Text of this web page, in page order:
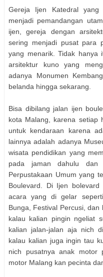
Gereja Ijen Katedral
menjadi pemandangan
ijen, gereja dengan
sering menjadi pusat para
yang menarik. Tidak hanya
arsitektur kuno yang
adanya Monumen
belanda hingga sekarang.
Bisa dibilang jalan ijen
kota Malang, karena setiap
untuk kendaraan karena
lainnya adalah adanya
wisata pendidikan yang
pada jaman dahulu dan
Perpustakaan Umum yang
Boulevard. Di Ijen
acara yang di gelar
Bunga, Festival Percusi,
kalau kalian pingin ngeliat
kalian jalan-jalan aja nich
kalau kalian juga ingin tau
nich pusatnya anak motor
motor Malang kan pecinta